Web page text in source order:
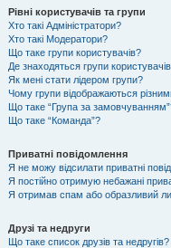
Рівні користувачів та групи
Хто такі Адміністратори?
Хто такі Модератори?
Що таке групи користувачів?
Де знаходяться групи
Як мені стати лідером групи?
Чому групи відображаються
Що таке “Група за
Що таке “Команда”?
Приватні повідомлення
Я не можу відсилати приватні
Я постійно отримую небажані
Я отримав спам або образливий
Друзі та недруги
Що таке список друзів та недругів?